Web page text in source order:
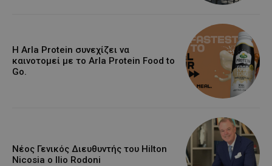
Η Arla Protein συνεχίζει να
καινοτομεί με το Arla Protein Food to
Go.
Νέος Γενικός Διευθυντής του Hilton
Nicosia ο Ilio Rodoni